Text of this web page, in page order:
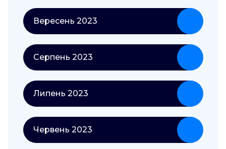
Вересень 2023
Серпень 2023
Липень 2023
Червень 2023